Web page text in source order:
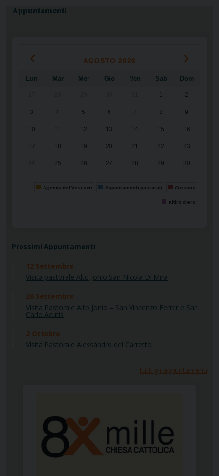
Appuntamenti
‹ AGOSTO 2026 ›
Lun Mar Mer Gio Ven Sab Dom
1 2
3 4 5 6 7 8 9
10 11 12 13 14 15 16
17 18 19 20 21 22 23
24 25 26 27 28 29 30
Agenda del Vescovo Appuntamenti pastorali Cresime
Ritiro clero
Prossimi Appuntamenti
12 Settembre
Visita pastorale Alto Jonio San Nicola Di Mira
26 Settembre
Visita Pastorale Alto Jonio – San Vincenzo Ferrer e San
Carlo Acutis
2 Ottobre
Visita Pastorale Alessandro del Carretto
tutti gli appuntamenti